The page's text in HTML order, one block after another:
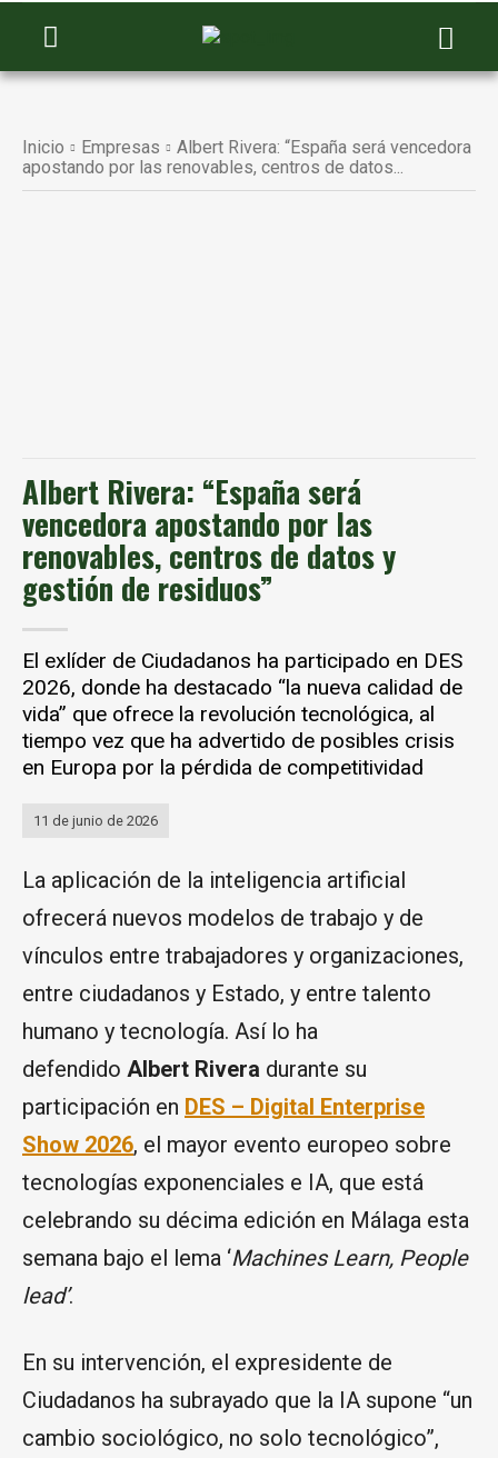
Inicio Empresas
Albert Rivera: “España será vencedora
apostando por las renovables, centros de datos...
Albert Rivera: “España será
vencedora apostando por las
renovables, centros de datos y
gestión de residuos”
El exlíder de Ciudadanos ha participado en DES
2026, donde ha destacado “la nueva calidad de
vida” que ofrece la revolución tecnológica, al
tiempo vez que ha advertido de posibles crisis
en Europa por la pérdida de competitividad
11 de junio de 2026
La aplicación de la inteligencia artificial
ofrecerá nuevos modelos de trabajo y de
vínculos entre trabajadores y organizaciones,
entre ciudadanos y Estado, y entre talento
humano y tecnología. Así lo ha
defendido Albert Rivera durante su
participación en DES – Digital Enterprise
Show 2026, el mayor evento europeo sobre
tecnologías exponenciales e IA, que está
celebrando su décima edición en Málaga esta
semana bajo el lema ‘Machines Learn, People
lead’.
En su intervención, el expresidente de
Ciudadanos ha subrayado que la IA supone “un
cambio sociológico, no solo tecnológico”,